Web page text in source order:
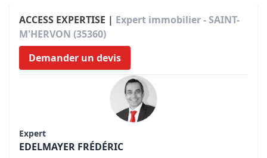
ACCESS EXPERTISE | Expert immobilier - SAINT-
M'HERVON (35360)
Demander un devis
Expert
EDELMAYER FRÉDÉRIC